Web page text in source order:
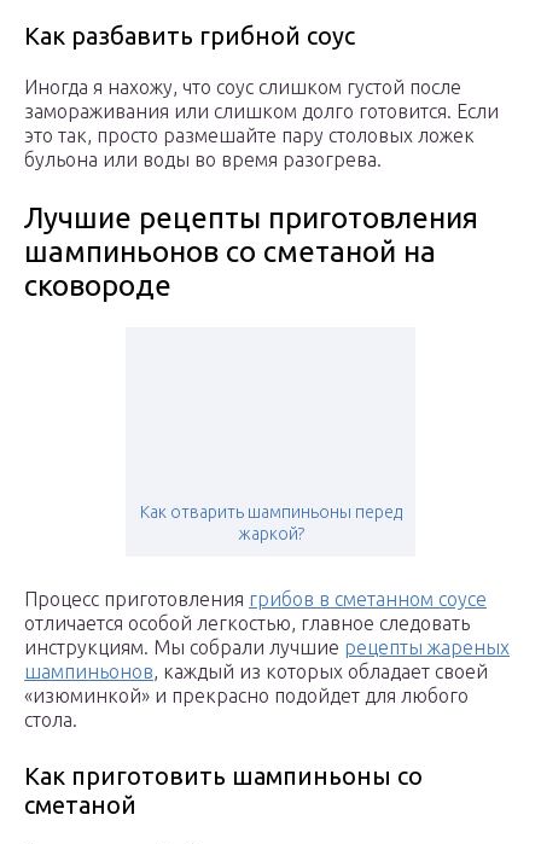
Как разбавить грибной соус
Иногда я нахожу, что соус слишком густой после
замораживания или слишком долго готовится. Если
это так, просто размешайте пару столовых ложек
бульона или воды во время разогрева.
Лучшие рецепты приготовления
шампиньонов со сметаной на
сковороде
Как отварить шампиньоны перед
жаркой?
Процесс приготовления грибов в сметанном соусе
отличается особой легкостью, главное следовать
инструкциям. Мы собрали лучшие рецепты жареных
шампиньонов, каждый из которых обладает своей
«изюминкой» и прекрасно подойдет для любого
стола.
Как приготовить шампиньоны со
сметаной